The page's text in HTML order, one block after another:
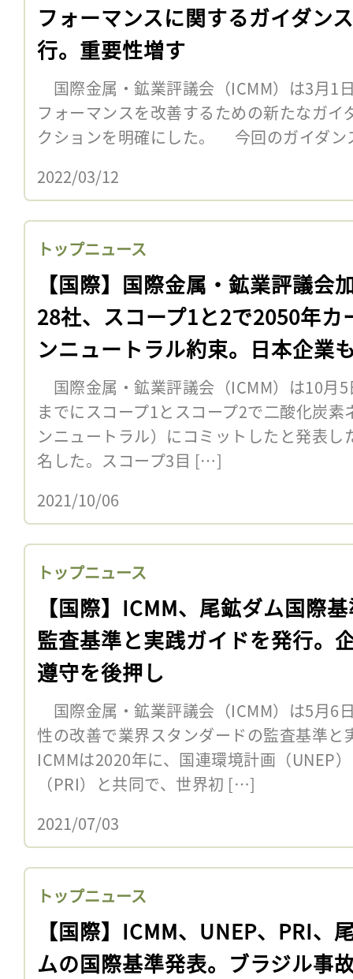
フォーマンスに関するガイダン
行。重要性増す
国際金属・鉱業評議会（ICMM）は3月1
フォーマンスを改善するための新たなガイ
クションを明確にした。 今回のガイダン
2022/03/12
トップニュース
【国際】国際金属・鉱業評議会
28社、スコープ1と2で2050年カ
ンニュートラル約束。日本企業
国際金属・鉱業評議会（ICMM）は10月
までにスコープ1とスコープ2で二酸化炭
ンニュートラル）にコミットしたと発表し
名した。スコープ3目 […]
2021/10/06
トップニュース
【国際】ICMM、尾鉱ダム国際
監査基準と実践ガイドを発行。
遵守を後押し
国際金属・鉱業評議会（ICMM）は5月6
性の改善で業界スタンダードの監査基準と
ICMMは2020年に、国連環境計画（UNEP
（PRI）と共同で、世界初 […]
2021/07/03
トップニュース
【国際】ICMM、UNEP、PRI、
ムの国際基準発表。ブラジル事